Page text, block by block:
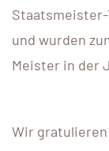
und wurden
Meister in der
Wir